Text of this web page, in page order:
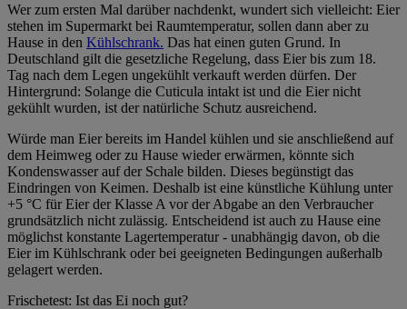
Wer zum ersten Mal darüber nachdenkt, wundert sich vielleicht: Eier
stehen im Supermarkt bei Raumtemperatur, sollen dann aber zu
Hause in den Kühlschrank. Das hat einen guten Grund. In
Deutschland gilt die gesetzliche Regelung, dass Eier bis zum 18.
Tag nach dem Legen ungekühlt verkauft werden dürfen. Der
Hintergrund: Solange die Cuticula intakt ist und die Eier nicht
gekühlt wurden, ist der natürliche Schutz ausreichend.
Würde man Eier bereits im Handel kühlen und sie anschließend auf
dem Heimweg oder zu Hause wieder erwärmen, könnte sich
Kondenswasser auf der Schale bilden. Dieses begünstigt das
Eindringen von Keimen. Deshalb ist eine künstliche Kühlung unter
+5 °C für Eier der Klasse A vor der Abgabe an den Verbraucher
grundsätzlich nicht zulässig. Entscheidend ist auch zu Hause eine
möglichst konstante Lagertemperatur - unabhängig davon, ob die
Eier im Kühlschrank oder bei geeigneten Bedingungen außerhalb
gelagert werden.
Frischetest: Ist das Ei noch gut?